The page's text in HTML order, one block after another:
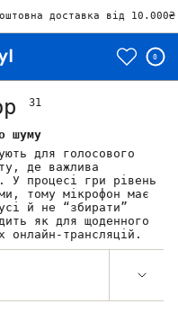
від 10.000₴
0
31
шуму
для голосового
де важлива
У процесі гри рівень
тому мікрофон має
й не “збирати”
як для щоденного
онлайн-трансляцій.